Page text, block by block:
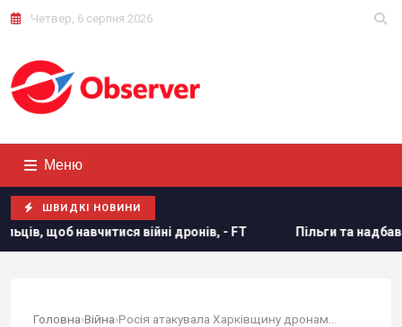
Четвер, 6 серпня 2026
Меню
ШВИДКІ НОВИНИ
- FT Пільги та надбавки до пенсії за великий
Головна›Війна›